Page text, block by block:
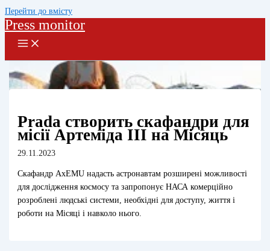
Перейти до вмісту
Press monitor
Prada створить скафандри для
місії Артеміда III на Місяць
29.11.2023
Скафандр AxEMU надасть астронавтам розширені можливості
для дослідження космосу та запропонує НАСА комерційно
розроблені людські системи, необхідні для доступу, життя і
роботи на Місяці і навколо нього.